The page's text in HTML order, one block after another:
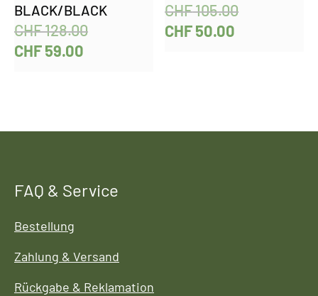
BLACK/BLACK
CHF128.00
CHF59.00
CHF105.00
CHF50.00
FAQ & Service
Bestellung
Zahlung & Versand
Rückgabe & Reklamation